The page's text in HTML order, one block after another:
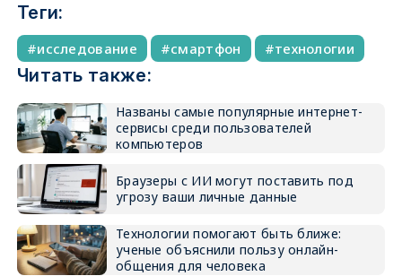
Теги:
исследование смартфон технологии
Читать также:
Названы самые популярные интернет-
сервисы среди пользователей
компьютеров
Браузеры с ИИ могут поставить под
угрозу ваши личные данные
Технологии помогают быть ближе:
ученые объяснили пользу онлайн-
общения для человека